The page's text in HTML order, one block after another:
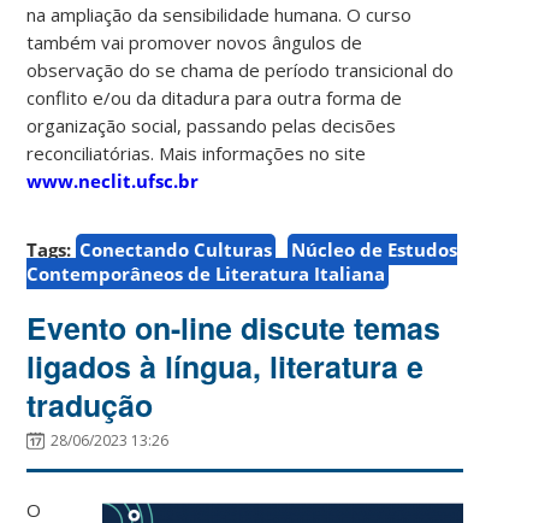
na ampliação da sensibilidade humana. O curso
também vai promover novos ângulos de
observação do se chama de período transicional do
conflito e/ou da ditadura para outra forma de
organização social, passando pelas decisões
reconciliatórias. Mais informações no site
www.neclit.ufsc.br
Tags: Conectando Culturas
Núcleo de Estudos
Contemporâneos de Literatura Italiana
Evento on-line discute temas
ligados à língua, literatura e
tradução
28/06/2023 13:26
O